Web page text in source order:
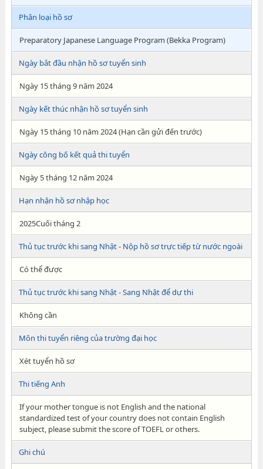
Phân loại hồ sơ
Preparatory Japanese Language Program (Bekka Program)
Ngày bắt đầu nhận hồ sơ tuyển sinh
Ngày 15 tháng 9 năm 2024
Ngày kết thúc nhận hồ sơ tuyển sinh
Ngày 15 tháng 10 năm 2024 (Hạn cần gửi đến trước)
Ngày công bố kết quả thi tuyển
Ngày 5 tháng 12 năm 2024
Hạn nhận hồ sơ nhập học
2025Cuối tháng 2
Thủ tục trước khi sang Nhật - Nộp hồ sơ trực tiếp từ nước ngoài
Có thể được
Thủ tục trước khi sang Nhật - Sang Nhật để dự thi
Không cần
Môn thi tuyển riêng của trường đại học
Xét tuyển hồ sơ
Thi tiếng Anh
If your mother tongue is not English and the national
standardized test of your country does not contain English
subject, please submit the score of TOEFL or others.
Ghi chú